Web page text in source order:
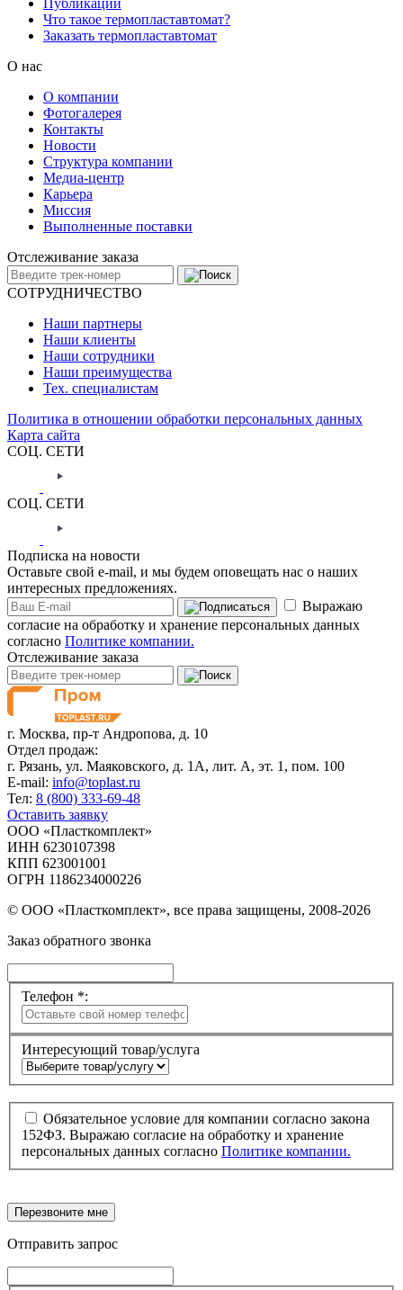
Что такое термопластавтомат?
Заказать термопластавтомат
О нас
О компании
Фотогалерея
Контакты
Новости
Структура компании
Медиа-центр
Карьера
Миссия
Выполненные поставки
Отслеживание заказа
СОТРУДНИЧЕСТВО
Наши партнеры
Наши клиенты
Наши сотрудники
Наши преимущества
Тех. специалистам
Политика в отношении обработки персональных данных
Карта сайта
СОЦ. СЕТИ
СОЦ. СЕТИ
Подписка на новости
Оставьте свой e-mail, и мы будем оповещать нас о наших
интересных предложениях.
Выражаю
согласие на обработку и хранение персональных данных
согласно Политике компании.
Отслеживание заказа
г. Москва, пр-т Андропова, д. 10
Отдел продаж:
г. Рязань, ул. Маяковского, д. 1А, лит. А, эт. 1, пом. 100
E-mail: info@toplast.ru
Тел: 8 (800) 333-69-48
Оставить заявку
ООО «Пласткомплект»
ИНН 6230107398
КПП 623001001
ОГРН 1186234000226
© ООО «Пласткомплект», все права защищены, 2008-2026
Заказ обратного звонка
Телефон *:
Интересующий товар/услуга
Обязательное условие для компании согласно закона
152ФЗ. Выражаю согласие на обработку и хранение
персональных данных согласно Политике компании.
Перезвоните мне
Отправить запрос